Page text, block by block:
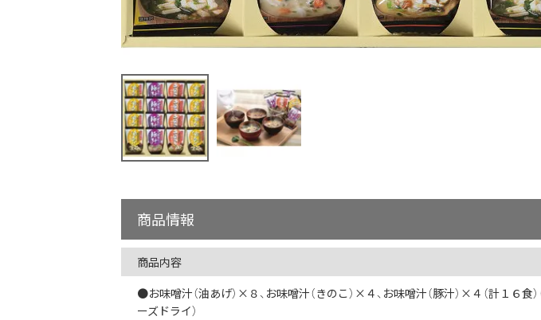
商品情報
商品内容
●お味噌汁（油あげ）×８、お味噌汁（きのこ）×４、お味噌汁（豚汁）×４（計１６食）
ーズドライ）